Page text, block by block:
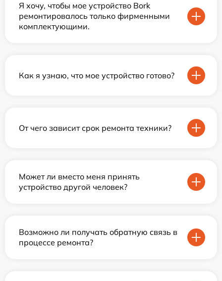
Я хочу, чтобы мое устройство Bork
ремонтировалось только фирменными
комплектующими.
Как я узнаю, что мое устройство готово?
От чего зависит срок ремонта техники?
Может ли вместо меня принять
устройство другой человек?
Возможно ли получать обратную связь в
процессе ремонта?